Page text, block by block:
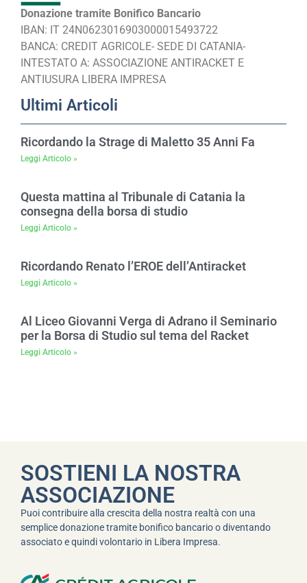
Donazione tramite Bonifico Bancario
IBAN: IT 24N0623016903000015493722
BANCA: CREDIT AGRICOLE- SEDE DI CATANIA-
INTESTATO A: ASSOCIAZIONE ANTIRACKET E
ANTIUSURA LIBERA IMPRESA
Ultimi Articoli
Ricordando la Strage di Maletto 35 Anni Fa
Leggi Articolo »
Questa mattina al Tribunale di Catania la
consegna della borsa di studio
Leggi Articolo »
Ricordando Renato l’EROE dell’Antiracket
Leggi Articolo »
Al Liceo Giovanni Verga di Adrano il Seminario
per la Borsa di Studio sul tema del Racket
Leggi Articolo »
SOSTIENI LA NOSTRA
ASSOCIAZIONE
Puoi contribuire alla crescita della nostra realtà con una
semplice donazione tramite bonifico bancario o diventando
associato e quindi volontario in Libera Impresa.